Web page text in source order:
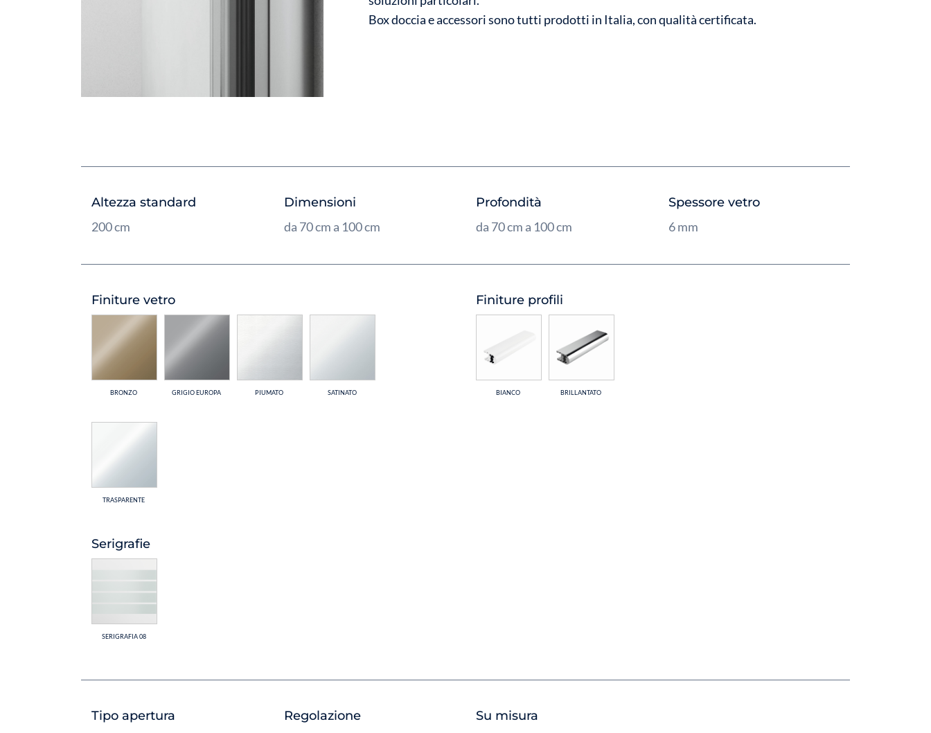
Box doccia e accessori sono tutti prodotti in Italia, con qualità certificata.
Altezza standard
200 cm
Dimensioni
da 70 cm a 100 cm
Profondità
da 70 cm a 100 cm
Spessore vetro
6 mm
Finiture vetro
BRONZO GRIGIO EUROPA PIUMATO SATINATO
TRASPARENTE
Serigrafie
SERIGRAFIA 08
Finiture profili
BIANCO BRILLANTATO
Tipo apertura
Regolazione
Su misura